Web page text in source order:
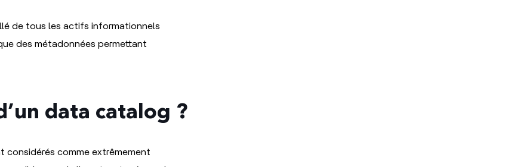
de tous les actifs informationnels
des métadonnées permettant
data catalog ?
considérés comme extrêmement